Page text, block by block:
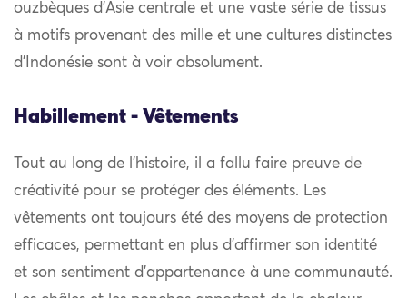
ouzbèques d’Asie centrale et une vaste série de tissus
à motifs provenant des mille et une cultures distinctes
d’Indonésie sont à voir absolument.
Habillement - Vêtements
Tout au long de l’histoire, il a fallu faire preuve de
créativité pour se protéger des éléments. Les
vêtements ont toujours été des moyens de protection
efficaces, permettant en plus d’affirmer son identité
et son sentiment d’appartenance à une communauté.